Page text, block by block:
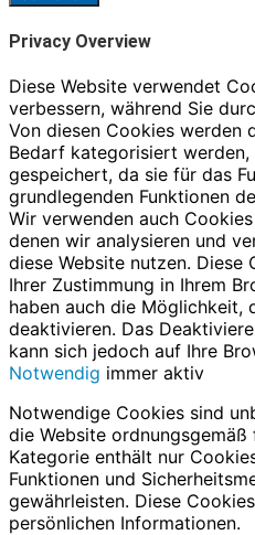
Privacy Overview
Diese Website verwendet
verbessern, während Sie
Von diesen Cookies werden
Bedarf kategorisiert werden,
gespeichert, da sie für das
grundlegenden Funktionen
Wir verwenden auch
denen wir analysieren und
diese Website nutzen. Diese
Ihrer Zustimmung in Ihrem
haben auch die Möglichkeit,
deaktivieren. Das
kann sich jedoch auf Ihre
Notwendig immer aktiv
Notwendige Cookies sind
die Website
Kategorie enthält nur
Funktionen und
gewährleisten. Diese
persönlichen Informationen.